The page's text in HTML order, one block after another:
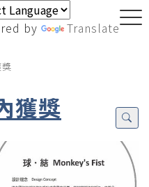
by Translate
獲獎